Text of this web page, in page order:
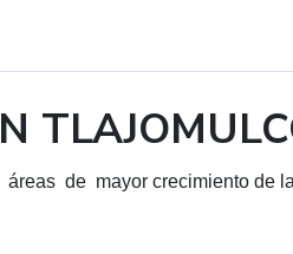
de mayor crecimiento de la